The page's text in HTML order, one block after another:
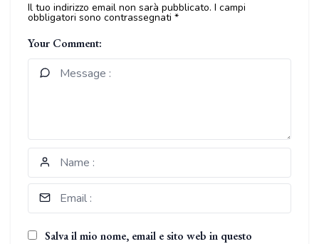
Il tuo indirizzo email non sarà pubblicato. I campi
obbligatori sono contrassegnati *
Your Comment:
Salva il mio nome, email e sito web in questo